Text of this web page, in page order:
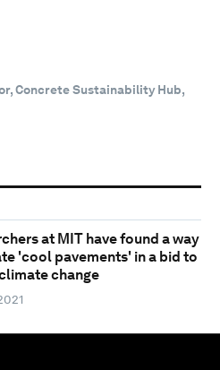
Concrete Sustainability Hub,
at MIT have found a way
'cool pavements' in a bid to
change